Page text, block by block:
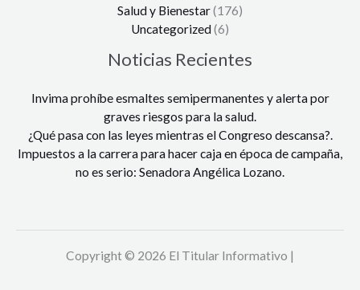
Salud y Bienestar(176)
Uncategorized(6)
Noticias Recientes
Invima prohíbe esmaltes semipermanentes y alerta por
graves riesgos para la salud.
¿Qué pasa con las leyes mientras el Congreso descansa?.
Impuestos a la carrera para hacer caja en época de campaña,
no es serio: Senadora Angélica Lozano.
Copyright © 2026 El Titular Informativo |